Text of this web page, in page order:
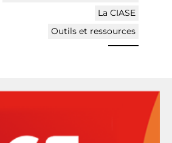
La CIASE
Outils et ressources